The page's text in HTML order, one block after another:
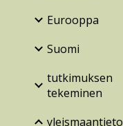
Eurooppa
Suomi
tutkimuksen
tekeminen
yleismaantieto